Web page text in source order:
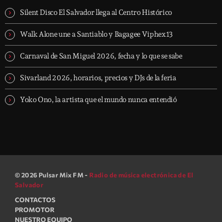
Silent Disco El Salvador llega al Centro Histórico
Walk Alone une a Santiablo y Bagagee Viphex13
Carnaval de San Miguel 2026, fecha y lo que se sabe
Sivarland 2026, horarios, precios y DJs de la feria
Yoko Ono, la artista que el mundo nunca entendió
© 2026 Pulsar Mix FM - Radio de música electrónica de El
Salvador
CONTACTOS
PROMOTOR
NUESTRO EQUIPO